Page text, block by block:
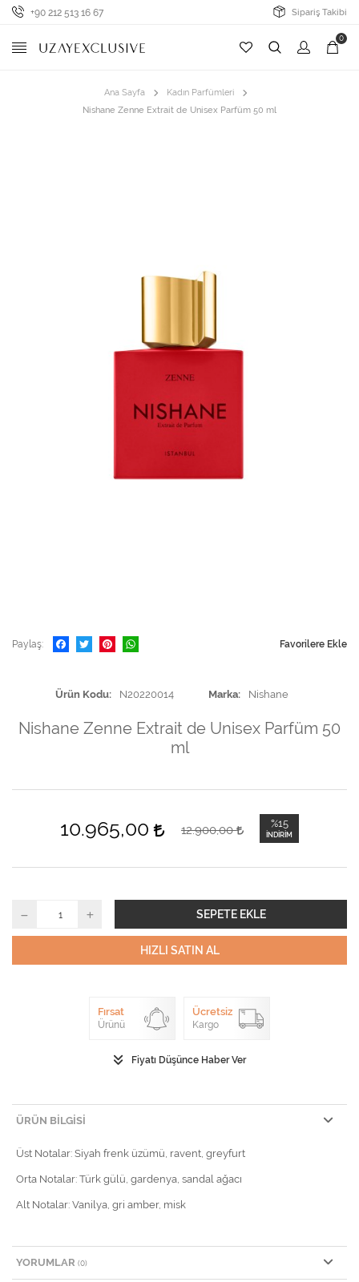
+90 212 513 16 67 Sipariş Takibi
0
Ana Sayfa
Kadın Parfümleri
Nishane Zenne Extrait de Unisex Parfüm 50 ml
Paylaş Favorilere Ekle
Ürün Kodu N20220014 Marka Nishane
Nishane Zenne Extrait de Unisex Parfüm 50
ml
10.965,00 12.900,00 %15
İNDIRIM
SEPETE EKLE
HIZLI SATIN AL
Fırsat
Ürünü
Ücretsiz
Kargo
Fiyatı Düşünce Haber Ver
ÜRÜN BILGISI
Üst Notalar: Siyah frenk üzümü, ravent, greyfurt
Orta Notalar: Türk gülü, gardenya, sandal ağacı
Alt Notalar: Vanilya, gri amber, misk
YORUMLAR (0)